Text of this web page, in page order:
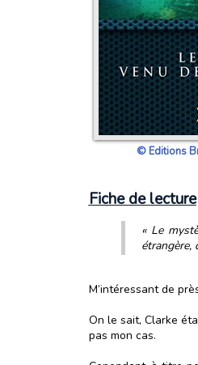
© Editions
Fiche de lecture
« Le
étrangère,
M’intéressant de
On le sait, Clarke
pas mon cas.